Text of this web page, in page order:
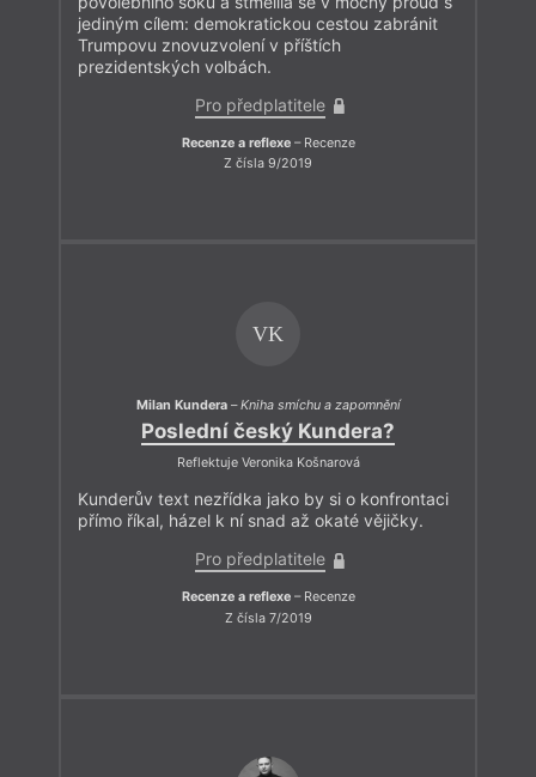
jediným cílem: demokratickou cestou zabránit
Trumpovu znovuzvolení v příštích
prezidentských volbách.
Pro předplatitele
Recenze a reflexe– Recenze
Z čísla 9/2019
VK
Milan Kundera–Kniha smíchu a zapomnění
Poslední český Kundera?
Reflektuje Veronika Košnarová
Kunderův text nezřídka jako by si o konfrontaci
přímo říkal, házel k ní snad až okaté vějičky.
Pro předplatitele
Recenze a reflexe– Recenze
Z čísla 7/2019